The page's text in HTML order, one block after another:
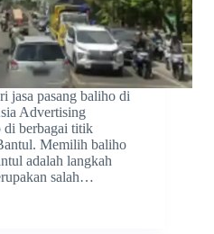
jasa pasang baliho di
Advertising
di berbagai titik
Memilih baliho
adalah langkah
salah…